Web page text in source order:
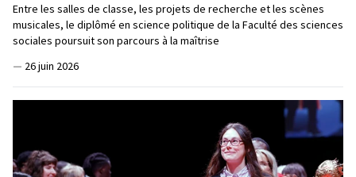
Entre les salles de classe, les projets de recherche et les scènes
musicales, le diplômé en science politique de la Faculté des sciences
sociales poursuit son parcours à la maîtrise
— 26 juin 2026